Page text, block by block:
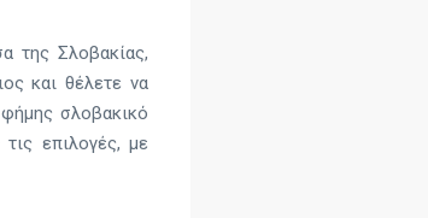
της Σλοβακίας,
και θέλετε να
σλοβακικό
επιλογές, με